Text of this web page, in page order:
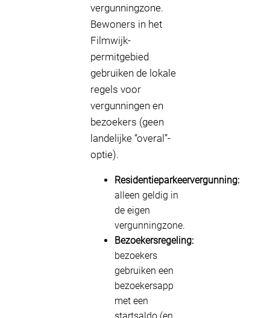
vergunningzone.
Bewoners in het
Filmwijk-
permitgebied
gebruiken de lokale
regels voor
vergunningen en
bezoekers (geen
landelijke “overal”-
optie).
Residentieparkeervergunning:
alleen geldig in
de eigen
vergunningzone.
Bezoekersregeling:
bezoekers
gebruiken een
bezoekersapp
met een